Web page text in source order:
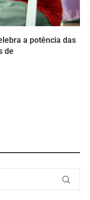
a potência das
de